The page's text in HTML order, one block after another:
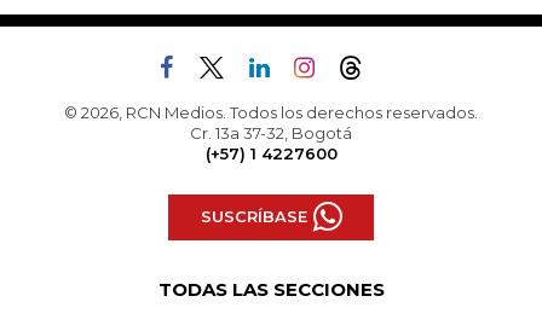
© 2026, RCN Medios. Todos los derechos reservados.
Cr. 13a 37-32, Bogotá
(+57) 1 4227600
SUSCRÍBASE
TODAS LAS SECCIONES